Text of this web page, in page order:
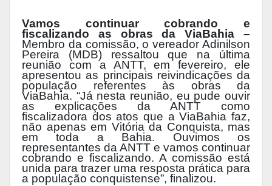
Vamos continuar cobrando e
fiscalizando as obras da ViaBahia –
Membro da comissão, o vereador Adinilson
Pereira (MDB) ressaltou que na última
reunião com a ANTT, em fevereiro, ele
apresentou as principais reivindicações da
população referentes às obras da
ViaBahia. “Já nesta reunião, eu pude ouvir
as explicações da ANTT como
fiscalizadora dos atos que a ViaBahia faz,
não apenas em Vitória da Conquista, mas
em toda a Bahia. Ouvimos os
representantes da ANTT e vamos continuar
cobrando e fiscalizando. A comissão está
unida para trazer uma resposta prática para
a população conquistense”, finalizou.